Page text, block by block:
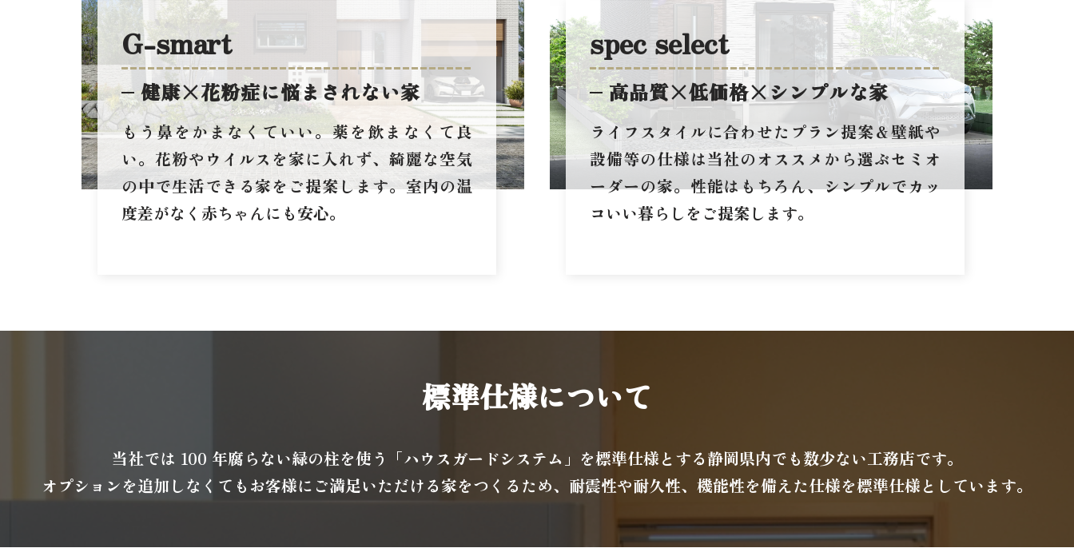
G-smart
健康×花粉症に悩まされない家
もう鼻をかまなくていい。薬を飲まなくて良
い。花粉やウイルスを家に入れず、綺麗な空気
の中で生活できる家をご提案します。室内の温
度差がなく赤ちゃんにも安心。
spec select
高品質×低価格×シンプルな家
ライフスタイルに合わせたプラン提案＆壁紙や
設備等の仕様は当社のオススメから選ぶセミオ
ーダーの家。性能はもちろん、シンプルでカッ
コいい暮らしをご提案します。
標準仕様について
当社では 100 年腐らない緑の柱を使う「ハウスガードシステム」を標準仕様とする静岡県内でも数少ない工務店です。
オプションを追加しなくてもお客様にご満足いただける家をつくるため、耐震性や耐久性、機能性を備えた仕様を標準仕様としています。